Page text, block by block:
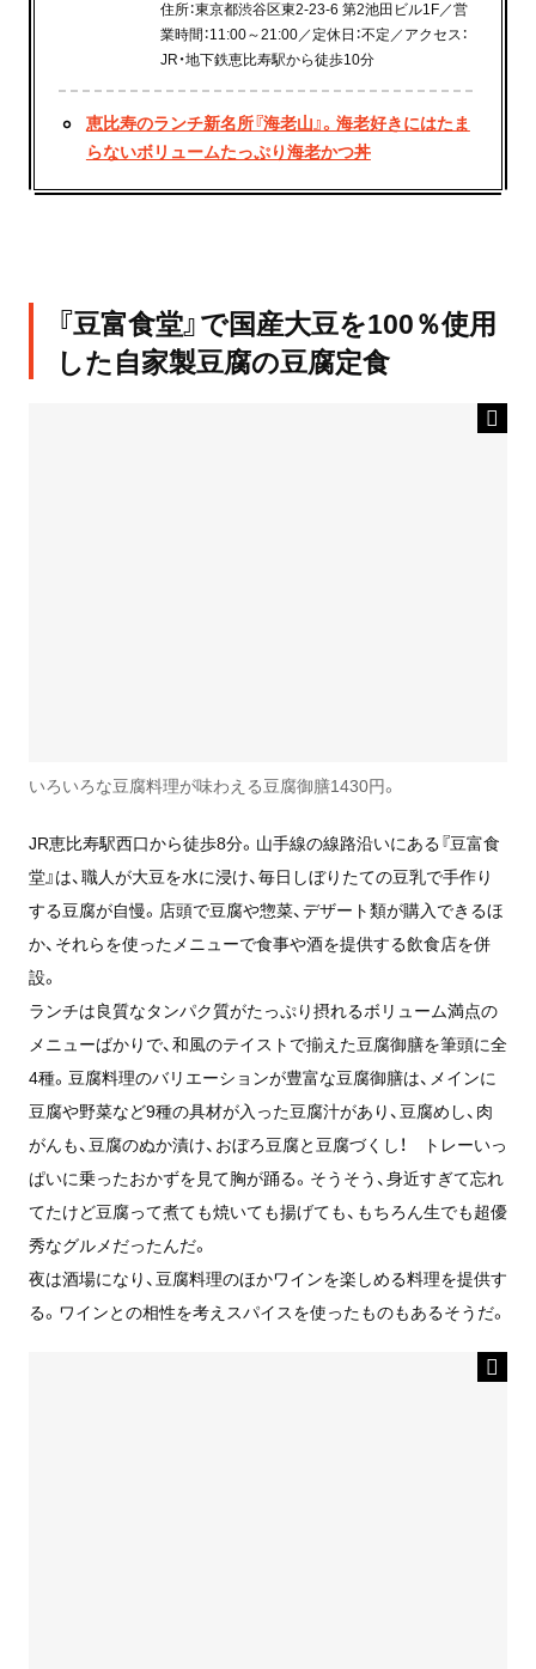
住所：東京都渋谷区東2-23-6 第2池田ビル1F／営
業時間：11:00～21:00／定休日：不定／アクセス：
JR・地下鉄恵比寿駅から徒歩10分
恵比寿のランチ新名所『海老山』。海老好きにはたま
らないボリュームたっぷり海老かつ丼
『豆富食堂』で国産大豆を100％使用
した自家製豆腐の豆腐定食
いろいろな豆腐料理が味わえる豆腐御膳1430円。
JR恵比寿駅西口から徒歩8分。山手線の線路沿いにある『豆富食
堂』は、職人が大豆を水に浸け、毎日しぼりたての豆乳で手作り
する豆腐が自慢。店頭で豆腐や惣菜、デザート類が購入できるほ
か、それらを使ったメニューで食事や酒を提供する飲食店を併
設。
ランチは良質なタンパク質がたっぷり摂れるボリューム満点の
メニューばかりで、和風のテイストで揃えた豆腐御膳を筆頭に全
4種。豆腐料理のバリエーションが豊富な豆腐御膳は、メインに
豆腐や野菜など9種の具材が入った豆腐汁があり、豆腐めし、肉
がんも、豆腐のぬか漬け、おぼろ豆腐と豆腐づくし！ トレーいっ
ぱいに乗ったおかずを見て胸が踊る。そうそう、身近すぎて忘れ
てたけど豆腐って煮ても焼いても揚げても、もちろん生でも超優
秀なグルメだったんだ。
夜は酒場になり、豆腐料理のほかワインを楽しめる料理を提供す
る。ワインとの相性を考えスパイスを使ったものもあるそうだ。